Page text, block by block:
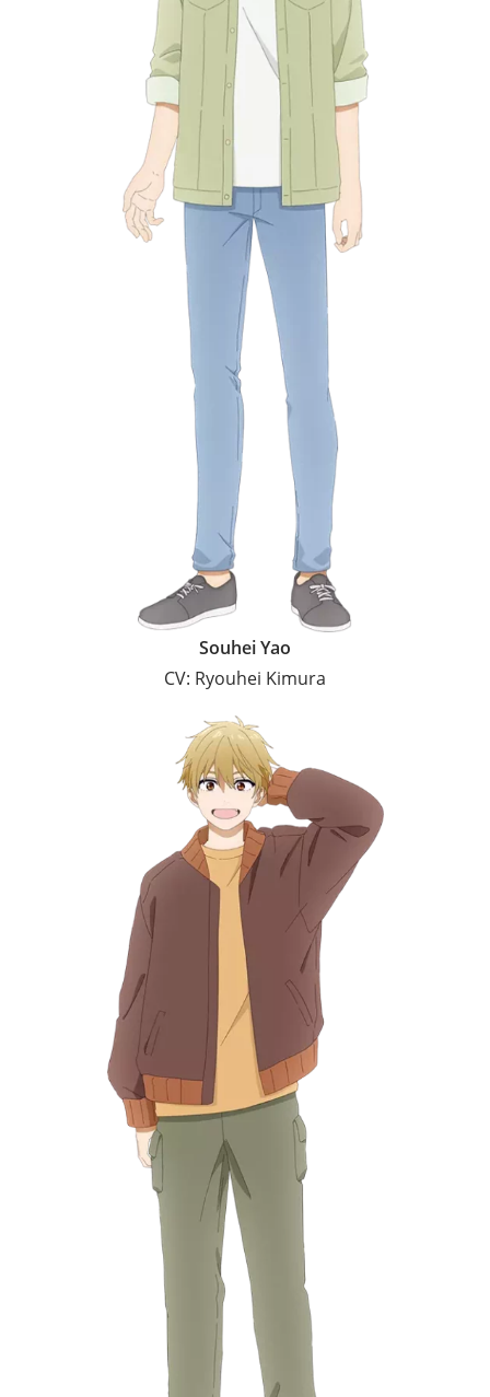
Souhei Yao
CV: Ryouhei Kimura